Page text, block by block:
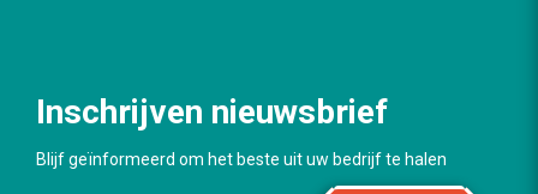
Inschrijven nieuwsbrief
Blijf geïnformeerd om het beste uit uw bedrijf te halen